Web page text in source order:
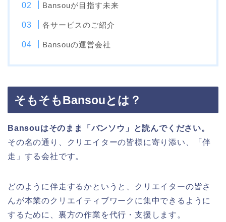
Bansouが目指す未来
各サービスのご紹介
Bansouの運営会社
そもそもBansouとは？
Bansouはそのまま「バンソウ」と読んでください。
その名の通り、クリエイターの皆様に寄り添い、「伴
走」する会社です。
どのように伴走するかというと、クリエイターの皆さ
んが本業のクリエイティブワークに集中できるように
するために、裏方の作業を代行・支援します。